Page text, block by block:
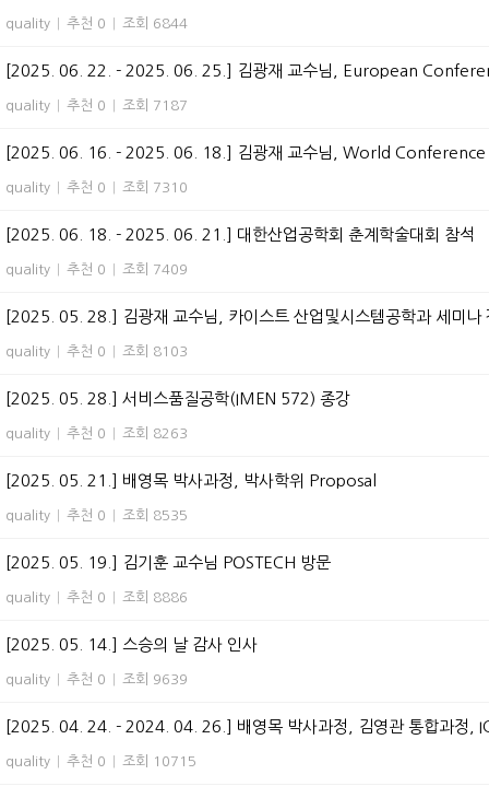
quality 추천 0 조회 6844
[2025. 06. 22. - 2025. 06. 25.] 김광재 교수님, European
quality 추천 0 조회 7187
[2025. 06. 16. - 2025. 06. 18.] 김광재 교수님, World
quality 추천 0 조회 7310
[2025. 06. 18. - 2025. 06. 21.] 대한산업공학회 춘계학술대회 참석
quality 추천 0 조회 7409
[2025. 05. 28.] 김광재 교수님, 카이스트 산업및시스템공학과 세미나
quality 추천 0 조회 8103
[2025. 05. 28.] 서비스품질공학(IMEN 572) 종강
quality 추천 0 조회 8263
[2025. 05. 21.] 배영목 박사과정, 박사학위 Proposal
quality 추천 0 조회 8535
[2025. 05. 19.] 김기훈 교수님 POSTECH 방문
quality 추천 0 조회 8886
[2025. 05. 14.] 스승의 날 감사 인사
quality 추천 0 조회 9639
[2025. 04. 24. - 2024. 04. 26.] 배영목 박사과정, 김영관 통합과정,
quality 추천 0 조회 10715